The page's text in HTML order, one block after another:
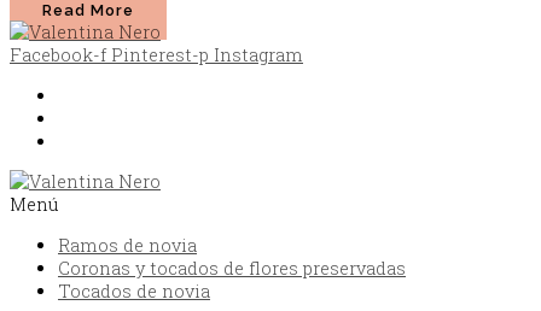
Read More
Facebook-f Pinterest-p Instagram
Menú
Ramos de novia
Coronas y tocados de flores preservadas
Tocados de novia